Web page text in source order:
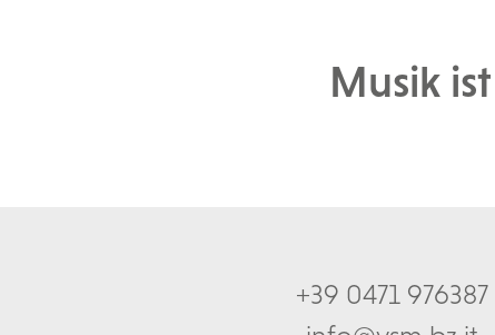
Musik
+39 0471 976387